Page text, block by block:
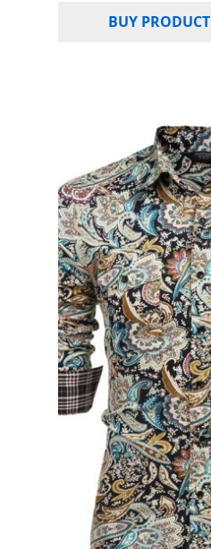
BUY PRODUCT